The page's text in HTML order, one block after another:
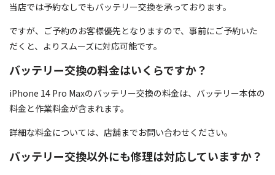
当店では予約なしでもバッテリー交換を承っております。
ですが、ご予約のお客様優先となりますので、事前にご予約いた
だくと、よりスムーズに対応可能です。
バッテリー交換の料金はいくらですか？
iPhone 14 Pro Maxのバッテリー交換の料金は、バッテリー本体の
料金と作業料金が含まれます。
詳細な料金については、店舗までお問い合わせください。
バッテリー交換以外にも修理は対応していますか？